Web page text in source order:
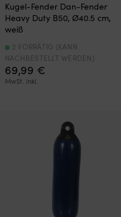
Kugel-Fender Dan-Fender
Heavy Duty B50, Ø40.5 cm,
weiß
69,99 €
MwSt. inkl.
2 VORRÄTIG (KANN
NACHBESTELLT WERDEN)